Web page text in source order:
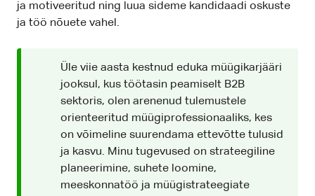
ja motiveeritud ning luua sideme kandidaadi oskuste
ja töö nõuete vahel.
Üle viie aasta kestnud eduka müügikarjääri
jooksul, kus töötasin peamiselt B2B
sektoris, olen arenenud tulemustele
orienteeritud müügiprofessionaaliks, kes
on võimeline suurendama ettevõtte tulusid
ja kasvu. Minu tugevused on strateegiline
planeerimine, suhete loomine,
meeskonnatöö ja müügistrateegiate